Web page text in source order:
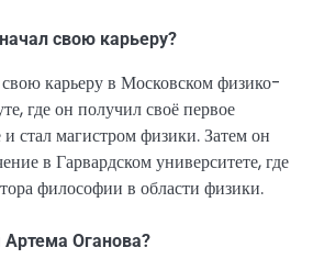
свою карьеру?
карьеру в Московском физико-
где он получил своё первое
и стал магистром физики. Затем он
в Гарвардском университете, где
философии в области физики.
Оганова?